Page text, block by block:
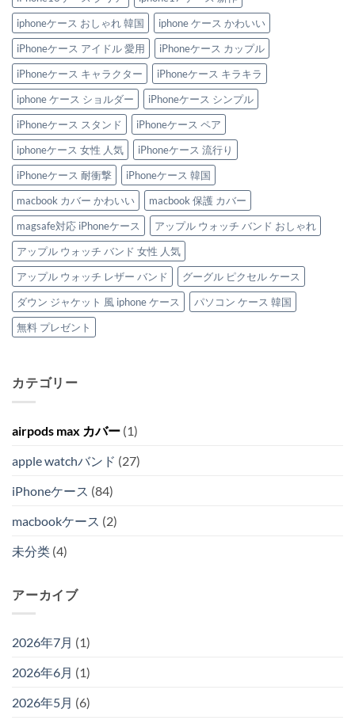
集
の
＆
Apple
watch
ン
ド
3
選
へ
の
満
た
す
作
iPhone
ケ
ー
ス
3
選
へ
の
iphoneケース おしゃれ 韓国
iphone ケース かわいい
iPhoneケース アイドル 愛用
iPhoneケース カップル
iPhoneケース キャラクター
iPhoneケース キラキラ
iphone ケース ショルダー
iPhoneケース シンプル
iPhoneケース スタンド
iPhoneケース ペア
iphoneケース 女性 人気
iPhoneケース 流行り
iPhoneケース 耐衝撃
iPhoneケース 韓国
macbook カバー かわいい
macbook 保護 カバー
magsafe対応 iPhoneケース
アップル ウォッチ バンド おしゃれ
アップル ウォッチ バンド 女性 人気
アップル ウォッチ レザー バンド
グーグル ピクセル ケース
ダウン ジャケット 風 iphone ケース
パソコン ケース 韓国
無料 プレゼント
カテゴリー
airpods max カバー (1)
apple watchバンド (27)
iPhoneケース (84)
macbookケース (2)
未分类 (4)
アーカイブ
2026年7月 (1)
2026年6月 (1)
2026年5月 (6)